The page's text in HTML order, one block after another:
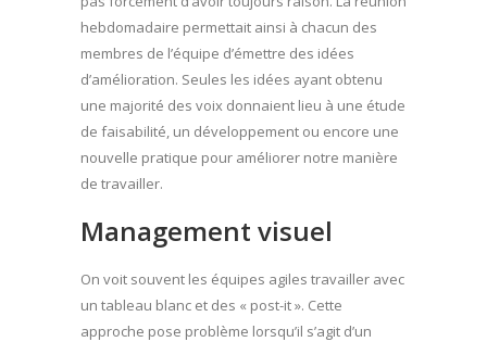
hebdomadaire permettait ainsi à chacun des
membres de l’équipe d’émettre des idées
d’amélioration. Seules les idées ayant obtenu
une majorité des voix donnaient lieu à une étude
de faisabilité, un développement ou encore une
nouvelle pratique pour améliorer notre manière
de travailler.
Management visuel
On voit souvent les équipes agiles travailler avec
un tableau blanc et des « post-it ». Cette
approche pose problème lorsqu’il s’agit d’un